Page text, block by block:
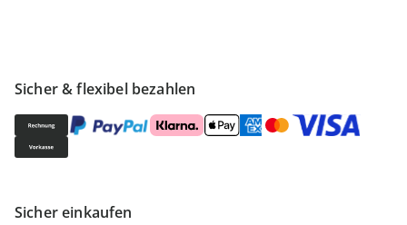
Sicher & flexibel bezahlen
Sicher einkaufen